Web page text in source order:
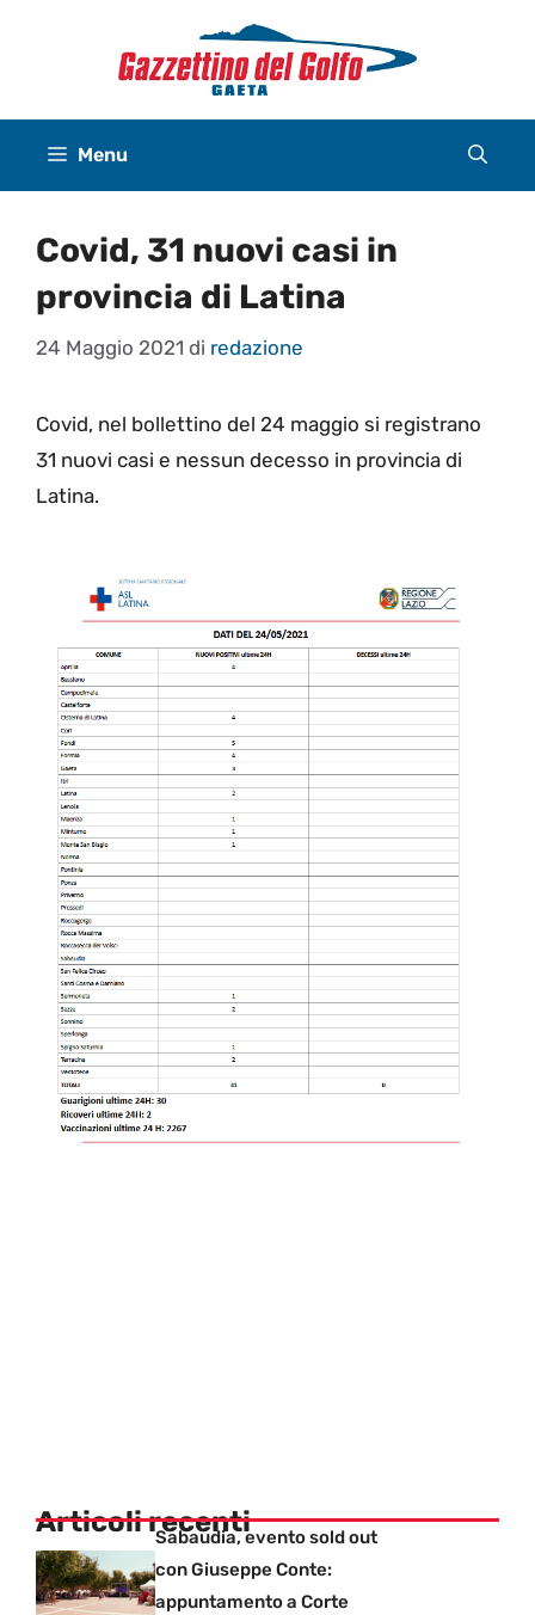
Menu
Covid, 31 nuovi casi in
provincia di Latina
24 Maggio 2021 di redazione
Covid, nel bollettino del 24 maggio si registrano
31 nuovi casi e nessun decesso in provincia di
Latina.
Articoli recentiSabaudia, evento sold out
con Giuseppe Conte:
appuntamento a Corte